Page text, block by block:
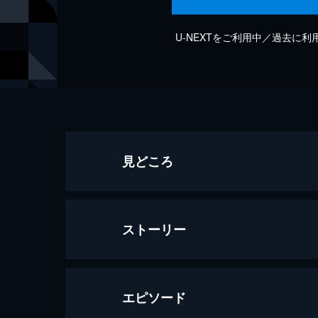
U-NEXTをご利用中／過去に利
見どころ
ストーリー
エピソード